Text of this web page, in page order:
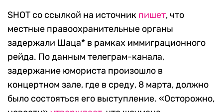
SHOT со ссылкой на источник пишет, что
местные правоохранительные органы
задержали Шаца* в рамках иммиграционного
рейда. По данным телеграм-канала,
задержание юмориста произошло в
концертном зале, где в среду, 8 марта, должно
было состояться его выступление. «Осторожно,